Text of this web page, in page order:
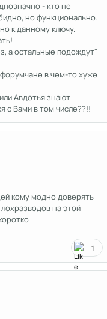
- кто не
но функционально.
к данному ключу.
а остальные подождут"
в чем-то хуже
Авдотья знают
с Вами в том числе??!!
кому модно доверять
на этой
1